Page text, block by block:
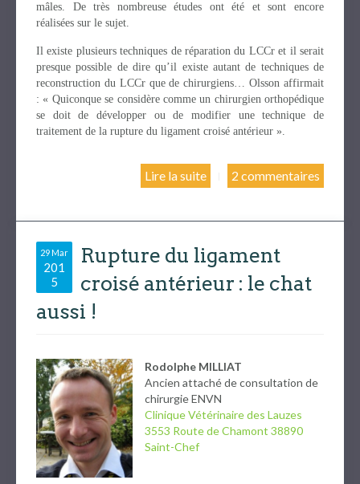
mâles. De très nombreuse études ont été et sont encore
réalisées sur le sujet.
Il existe plusieurs techniques de réparation du LCCr et il serait
presque possible de dire qu’il existe autant de techniques de
reconstruction du LCCr que de chirurgiens… Olsson affirmait
: « Quiconque se considère comme un chirurgien orthopédique
se doit de développer ou de modifier une technique de
traitement de la rupture du ligament croisé antérieur ».
Lire la suite 2 commentaires
29 Mar
201
5
Rupture du ligament
croisé antérieur : le chat
aussi !
Rodolphe MILLIAT
Ancien attaché de consultation de
chirurgie ENVN
Clinique Vétérinaire des Lauzes
3553 Route de Chamont 38890
Saint-Chef